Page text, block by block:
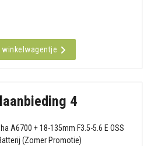
winkelwagentje
4
A6700 + 18-135mm F3.5-5.6 E OSS
(Zomer Promotie)